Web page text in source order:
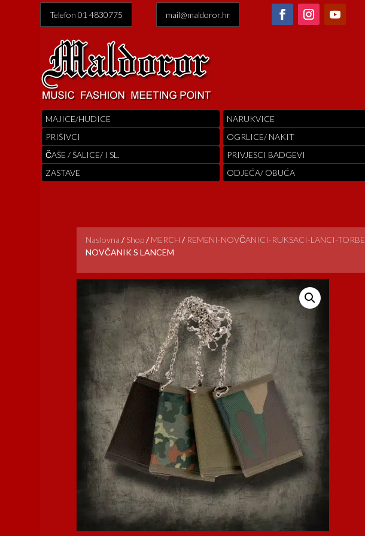
Telefon 01 4830775 mail@maldoror.hr
MAJICE/HUDICE
PRIŠIVCI
ČAŠE / ŠALICE/ I SL.
ZASTAVE
NARUKVICE
OGRLICE/ NAKIT
PRIVJESCI BADGEVI
ODJEĆA/ OBUĆA
Naslovna / Shop/ MERCH / REMENI-NOVČANICI-RUKSACI-LANCI-TORBE
NOVČANIK S LANCEM